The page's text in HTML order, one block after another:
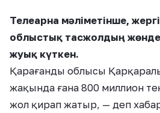
Телеарна мәліметінше,
облыстық тасжолдың
жуық күткен.
Қарағанды облысы
жақында ғана 800 миллион
жол қирап жатыр, — деп